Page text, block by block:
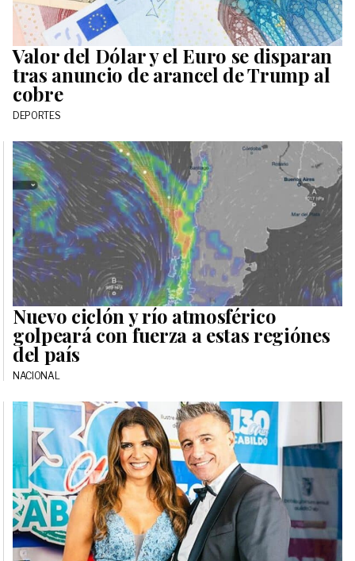
Valor del Dólar y el Euro se disparan
tras anuncio de arancel de Trump al
cobre
DEPORTES
Nuevo ciclón y río atmosférico
golpeará con fuerza a estas regiónes
del país
NACIONAL